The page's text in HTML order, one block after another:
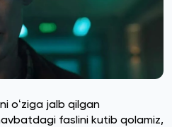
oʻziga jalb qilgan
faslini kutib qolamiz,